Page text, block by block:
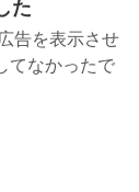
た
告を表示させ
てなかったで